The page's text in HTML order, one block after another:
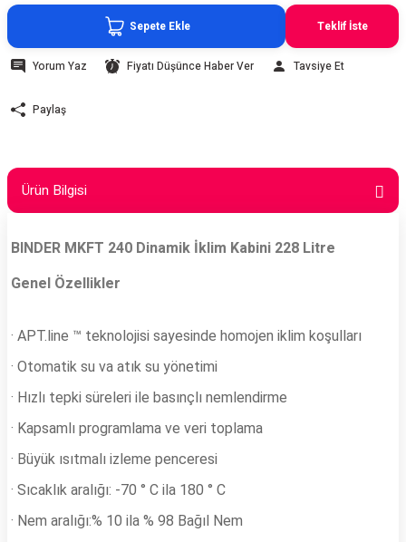
Sepete Ekle Teklif İste
Yorum Yaz Fiyatı Düşünce Haber Ver Tavsiye Et
Paylaş
Ürün Bilgisi
BINDER MKFT 240 Dinamik İklim Kabini 228 Litre
Genel Özellikler
· APT.line ™ teknolojisi sayesinde homojen iklim koşulları
· Otomatik su va atık su yönetimi
· Hızlı tepki süreleri ile basınçlı nemlendirme
· Kapsamlı programlama ve veri toplama
· Büyük ısıtmalı izleme penceresi
· Sıcaklık aralığı: -70 ° C ila 180 ° C
· Nem aralığı:% 10 ila % 98 Bağıl Nem